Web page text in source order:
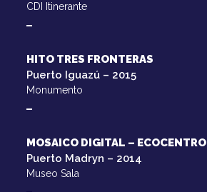
CDI Itinerante
HITO TRES FRONTERAS
Puerto Iguazú – 2015
Monumento
MOSAICO DIGITAL – ECOCENTRO
Puerto Madryn – 2014
Museo Sala